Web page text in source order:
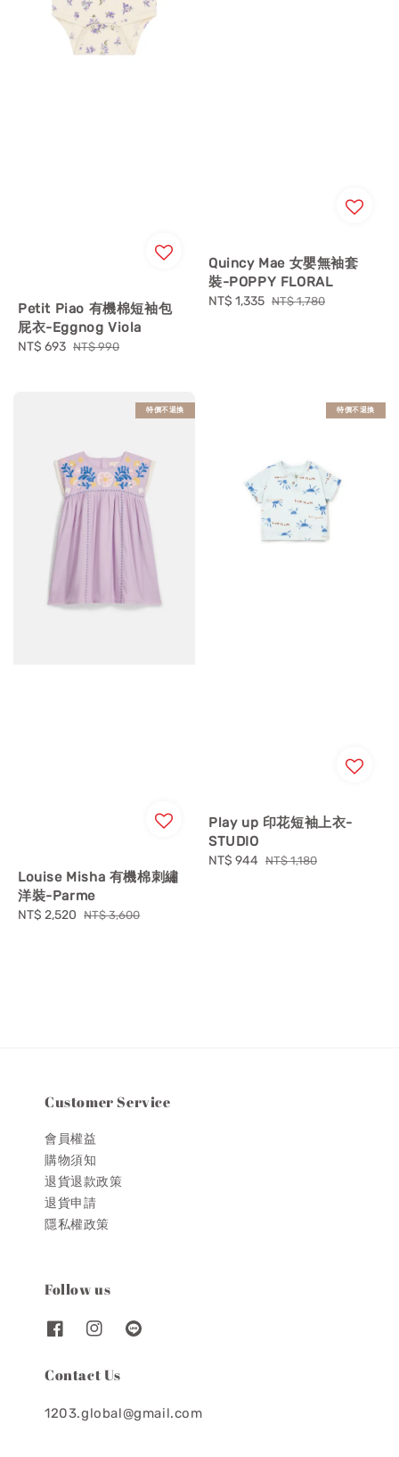
Petit Piao 有機棉短袖包
屁衣-Eggnog Viola
Sale
NT$ 693 Regular
NT$ 990
Quincy Mae 女嬰無袖套
裝-POPPY FLORAL
Sale
NT$ 1,335 Regular
NT$ 1,780
特價不退換
Louise Misha 有機棉刺繡
洋裝-Parme
Sale
NT$ 2,520 Regular
NT$ 3,600
特價不退換
Play up 印花短袖上衣-
STUDIO
Sale
NT$ 944 Regular
NT$ 1,180
Customer Service
會員權益
購物須知
退貨退款政策
退貨申請
隱私權政策
Follow us
Contact Us
1203.global@gmail.com